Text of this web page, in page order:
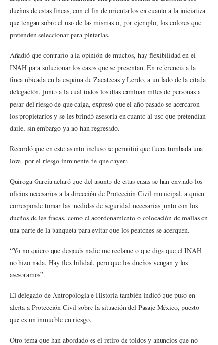
dueños de estas fincas, con el fin de orientarlos en cuanto a la iniciativa
que tengan sobre el uso de las mismas o, por ejemplo, los colores que
pretenden seleccionar para pintarlas.
Añadió que contrario a la opinión de muchos, hay flexibilidad en el
INAH para solucionar los casos que se presentan. En referencia a la
finca ubicada en la esquina de Zacatecas y Lerdo, a un lado de la citada
delegación, junto a la cual todos los días caminan miles de personas a
pesar del riesgo de que caiga, expresó que el año pasado se acercaron
los propietarios y se les brindó asesoría en cuanto al uso que pretendían
darle, sin embargo ya no han regresado.
Recordó que en este asunto incluso se permitió que fuera tumbada una
loza, por el riesgo inminente de que cayera.
Quiroga García aclaró que del asunto de estas casas se han enviado los
oficios necesarios a la dirección de Protección Civil municipal, a quien
corresponde tomar las medidas de seguridad necesarias junto con los
dueños de las fincas, como el acordonamiento o colocación de mallas en
una parte de la banqueta para evitar que los peatones se acerquen.
“Yo no quiero que después nadie me reclame o que diga que el INAH
no hizo nada. Hay flexibilidad, pero que los dueños vengan y los
asesoramos”.
El delegado de Antropología e Historia también indicó que puso en
alerta a Protección Civil sobre la situación del Pasaje México, puesto
que es un inmueble en riesgo.
Otro tema que han abordado es el retiro de toldos y anuncios que no